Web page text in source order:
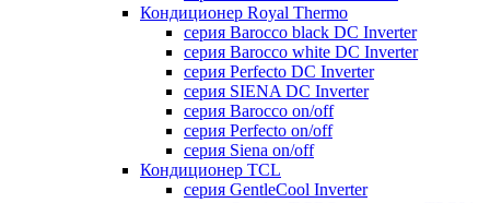
Кондиционер Royal Thermo
серия Barocco black DC Inverter
серия Barocco white DC Inverter
серия Perfecto DC Inverter
серия SIENA DC Inverter
серия Barocco on/off
серия Perfecto on/off
серия Siena on/off
Кондиционер TCL
серия GentleCool Inverter